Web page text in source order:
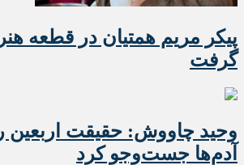
پیکر مریم همتیان در قطعه
گرفت
وحید چاووش: حقیقت اربعین
آدم‌ها جست‌وجو کرد